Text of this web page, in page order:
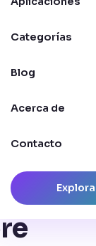
Categorías
Blog
Acerca de
Contacto